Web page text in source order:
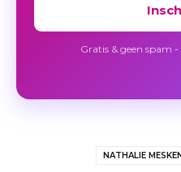
Gratis & geen spam
NATHALIE